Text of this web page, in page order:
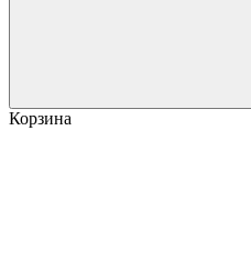
Корзина